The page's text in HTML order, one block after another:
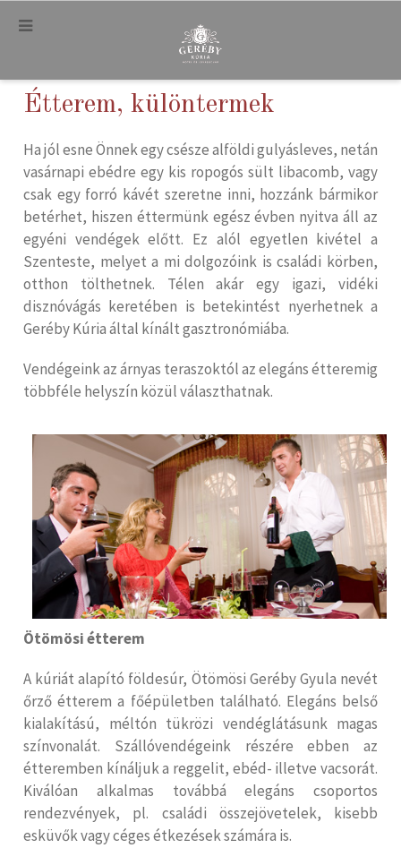
.
Étterem, különtermek
Ha jól esne Önnek egy csésze alföldi gulyásleves, netán
vasárnapi ebédre egy kis ropogós sült libacomb, vagy
csak egy forró kávét szeretne inni, hozzánk bármikor
betérhet, hiszen éttermünk egész évben nyitva áll az
egyéni vendégek előtt. Ez alól egyetlen kivétel a
Szenteste, melyet a mi dolgozóink is családi körben,
otthon tölthetnek. Télen akár egy igazi, vidéki
disznóvágás keretében is betekintést nyerhetnek a
Geréby Kúria által kínált gasztronómiába.
Vendégeink az árnyas teraszoktól az elegáns étteremig
többféle helyszín közül választhatnak.
Ötömösi étterem
A kúriát alapító földesúr, Ötömösi Geréby Gyula nevét
őrző étterem a főépületben található. Elegáns belső
kialakítású, méltón tükrözi vendéglátásunk magas
színvonalát. Szállóvendégeink részére ebben az
étteremben kínáljuk a reggelit, ebéd- illetve vacsorát.
Kiválóan alkalmas továbbá elegáns csoportos
rendezvények, pl. családi összejövetelek, kisebb
esküvők vagy céges étkezések számára is.